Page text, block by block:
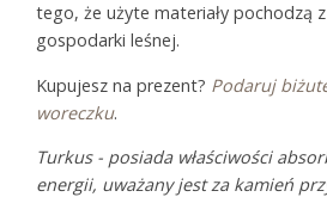
tego, że użyte materiały pochodzą
gospodarki leśnej.
Kupujesz na prezent? Podaruj
woreczku.
Turkus - posiada właściwości
energii, uważany jest za kamień